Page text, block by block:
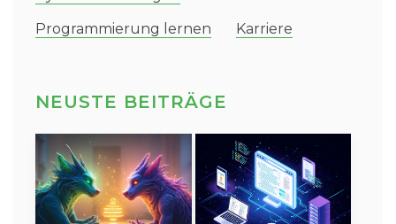
Programmierung lernen
Karriere
NEUSTE BEITRÄGE